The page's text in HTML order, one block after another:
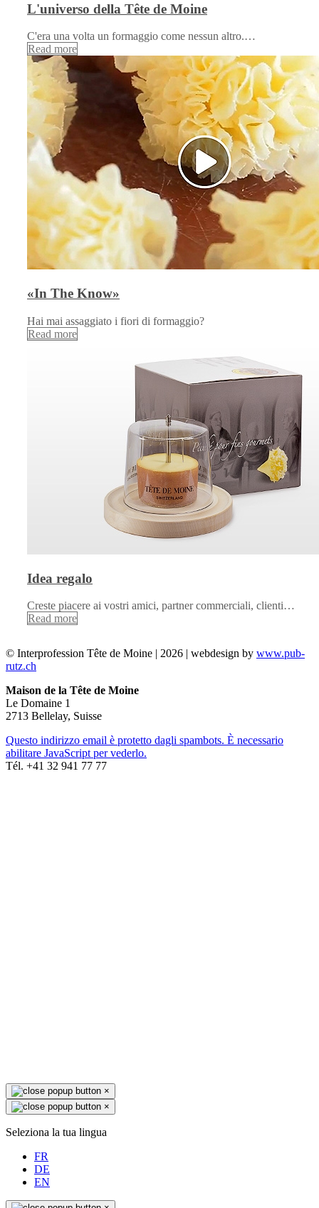
L'universo della Tête de Moine
C'era una volta un formaggio come nessun altro.…
Read more
«In The Know»
Hai mai assaggiato i fiori di formaggio?
Read more
Idea regalo
Creste piacere ai vostri amici, partner commerciali, clienti…
Read more
© Interprofession Tête de Moine | 2026 | webdesign by www.pub-
rutz.ch
Maison de la Tête de Moine
Le Domaine 1
2713 Bellelay, Suisse
Questo indirizzo email è protetto dagli spambots. È necessario
abilitare JavaScript per vederlo.
Tél. +41 32 941 77 77
×
×
Seleziona la tua lingua
FR
DE
EN